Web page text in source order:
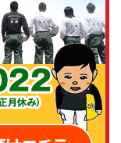
底されており、
株式会社アステ
願いいたしま